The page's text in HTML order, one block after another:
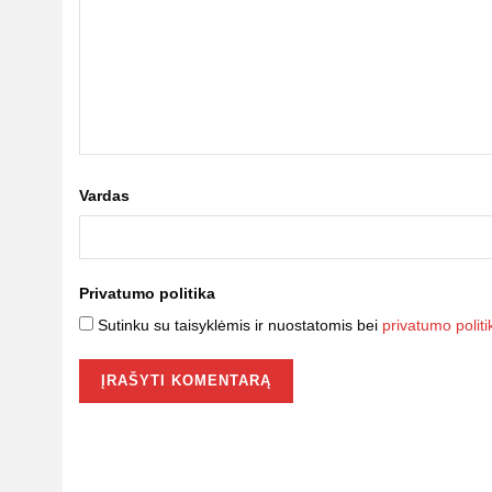
Vardas
Privatumo politika
Sutinku su taisyklėmis ir nuostatomis bei privatumo